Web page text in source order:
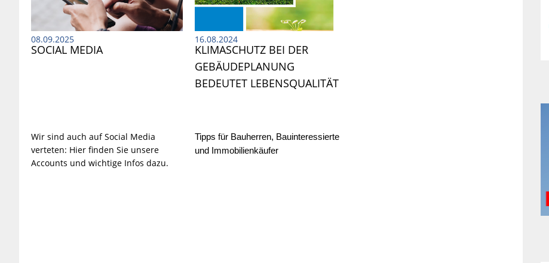
08.09.2025
SOCIAL MEDIA
Wir sind auch auf Social Media
verteten: Hier finden Sie unsere
Accounts und wichtige Infos dazu.
16.08.2024
KLIMASCHUTZ BEI DER
GEBÄUDEPLANUNG
BEDEUTET LEBENSQUALITÄT
Tipps für Bauherren, Bauinteressierte
und Immobilienkäufer